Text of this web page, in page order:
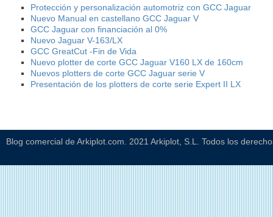
Protección y personalización automotriz con GCC Jaguar
Nuevo Manual en castellano GCC Jaguar V
GCC Jaguar con financiación al 0%
Nuevo Jaguar V-163/LX
GCC GreatCut -Fin de Vida
Nuevo plotter de corte GCC Jaguar V160 LX de 160cm
Nuevos plotters de corte GCC Jaguar serie V
Presentación de los plotters de corte serie Expert II LX
Blog comercial de Arkiplot.com. 2021 Arkiplot, S.L. Todos los